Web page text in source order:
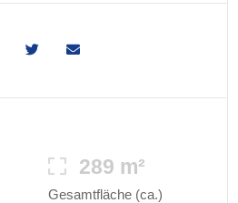
289 m²
Gesamtfläche (ca.)